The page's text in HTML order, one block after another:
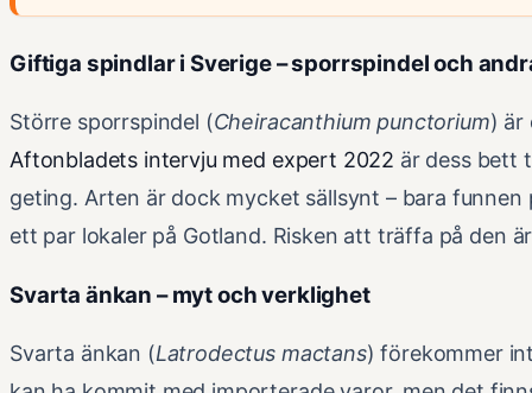
Giftiga spindlar i Sverige – sporrspindel och
Större sporrspindel (Cheiracanthium punctorium) är
Aftonbladets intervju med expert 2022 är dess bett
geting. Arten är dock mycket sällsynt – bara funnen
ett par lokaler på Gotland. Risken att träffa på den
Svarta änkan – myt och verklighet
Svarta änkan (Latrodectus mactans) förekommer